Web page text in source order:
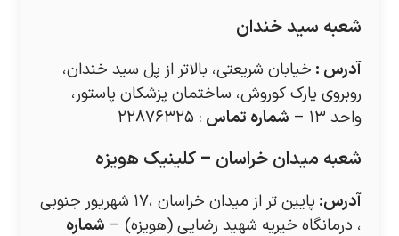
شعبه سید خندان
آدرس : خیابان شریعتی، بالاتر از پل سید خندان،
روبروی پارک کوروش، ساختمان پزشکان پاستور،
واحد ۱۳ –
شماره تماس : ۲۲۸۷۶۳۲۵
شعبه میدان خراسان – کلینیک هویزه
آدرس:
پایین تر از میدان خراسان ،۱۷ شهریور جنوبی
، درمانگاه خیریه شهید رضایی (هویزه) – شماره